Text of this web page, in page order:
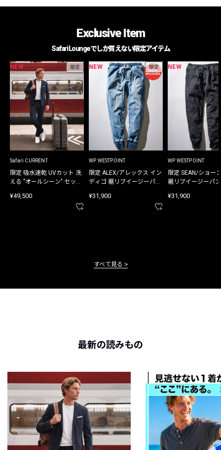
Exclusive Item
Safari Loungeでしか買えない限定アイテム
NEW 限定
Safari CURRENT
限定 吸水速乾 UVカット 洗
える "オールシーン" セット
¥49,500
NEW 限定
WP WESTPOINT
限定 ALEX/アレックス イン
ディゴ 裾リブイージーパン
¥31,900
NEW
WP WESTPOINT
限定 SEAN/ショー
裾リブイージーパ
¥31,900
すべて見る
最新の読みもの